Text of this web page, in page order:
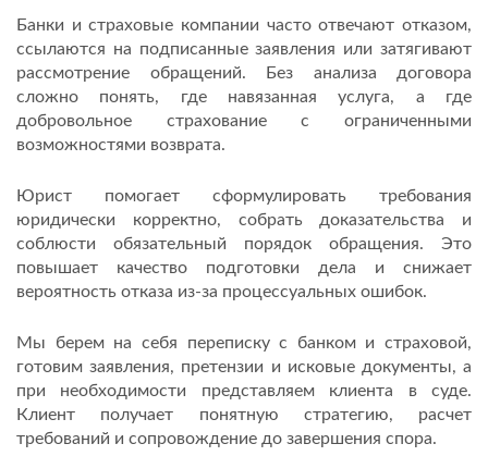
Банки и страховые компании часто отвечают отказом,
ссылаются на подписанные заявления или затягивают
рассмотрение обращений. Без анализа договора
сложно понять, где навязанная услуга, а где
добровольное страхование с ограниченными
возможностями возврата.
Юрист помогает сформулировать требования
юридически корректно, собрать доказательства и
соблюсти обязательный порядок обращения. Это
повышает качество подготовки дела и снижает
вероятность отказа из-за процессуальных ошибок.
Мы берем на себя переписку с банком и страховой,
готовим заявления, претензии и исковые документы, а
при необходимости представляем клиента в суде.
Клиент получает понятную стратегию, расчет
требований и сопровождение до завершения спора.